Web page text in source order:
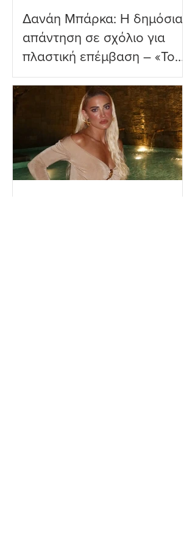
Δανάη Μπάρκα: Η δημόσια
απάντηση σε σχόλιο για
πλαστική επέμβαση – «Το
ωραιότερο σχόλιο που